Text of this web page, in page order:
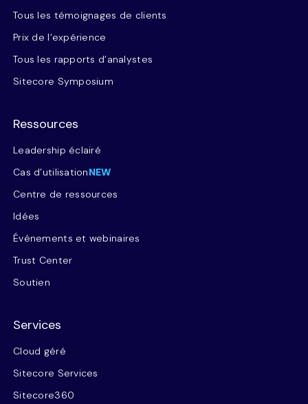
Tous les témoignages de clients
Prix de l’expérience
Tous les rapports d’analystes
Sitecore Symposium
Ressources
Leadership éclairé
Cas d’utilisationNEW
Centre de ressources
Idées
Événements et webinaires
Trust Center
Soutien
Services
Cloud géré
Sitecore Services
Sitecore360